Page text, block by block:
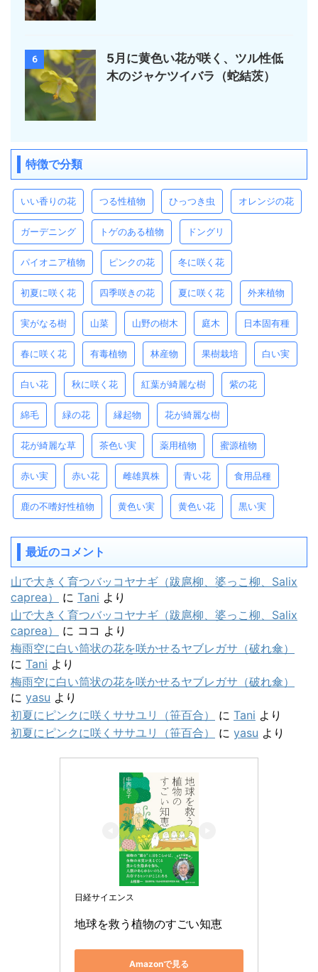
6
5月に黄色い花が咲く、ツル性低
木のジャケツイバラ（蛇結茨）
特徴で分類
いい香りの花 つる性植物 ひっつき虫 オレンジの花
ガーデニング トゲのある植物 ドングリ
パイオニア植物 ピンクの花 冬に咲く花
初夏に咲く花 四季咲きの花 夏に咲く花 外来植物
実がなる樹 山菜 山野の樹木 庭木 日本固有種
春に咲く花 有毒植物 林産物 果樹栽培 白い実
白い花 秋に咲く花 紅葉が綺麗な樹 紫の花
綿毛 緑の花 縁起物 花が綺麗な樹
花が綺麗な草 茶色い実 薬用植物 蜜源植物
赤い実 赤い花 雌雄異株 青い花 食用品種
鹿の不嗜好性植物 黄色い実 黄色い花 黒い実
最近のコメント
山で大きく育つバッコヤナギ（跋扈柳、婆っこ柳、Salix
caprea）
に Tani より
山で大きく育つバッコヤナギ（跋扈柳、婆っこ柳、Salix
caprea）
に ココ より
梅雨空に白い筒状の花を咲かせるヤブレガサ（破れ傘）
に Tani より
梅雨空に白い筒状の花を咲かせるヤブレガサ（破れ傘）
に yasu より
初夏にピンクに咲くササユリ（笹百合）
に Tani より
初夏にピンクに咲くササユリ（笹百合）
に yasu より
日経サイエンス
地球を救う植物のすごい知恵
Amazonで見る